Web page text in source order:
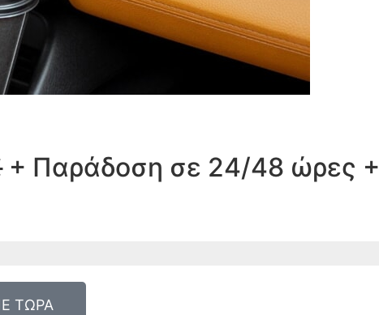
+ Παράδοση σε 24/48 ώρες +
ΤΩΡΑ